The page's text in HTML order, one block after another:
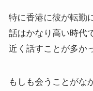
特に香港に彼が転勤
話はかなり高い時代
近く話すことが多か
もしも会うことがな